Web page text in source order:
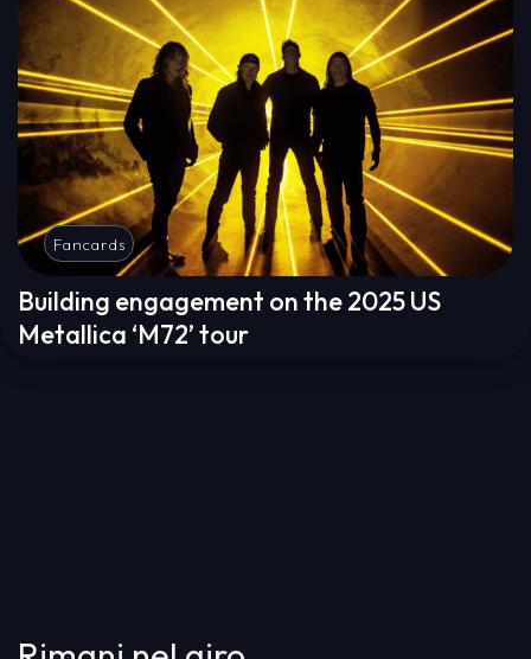
Fancards
Building engagement on the 2025 US
Metallica ‘M72’ tour